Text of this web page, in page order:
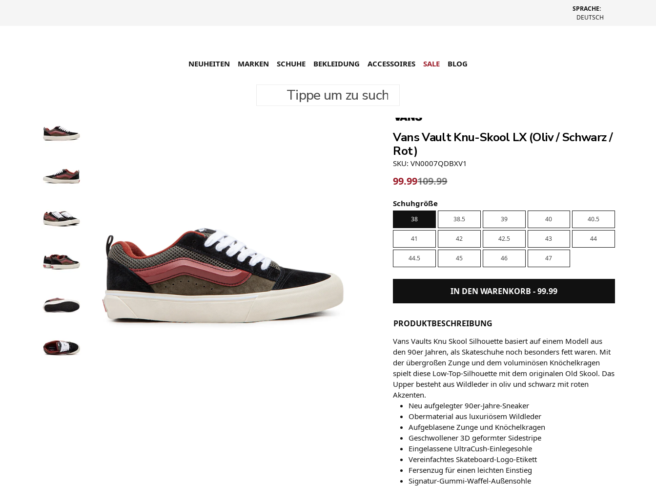
SPRACHE:
DEUTSCH
Tippe um zu suchen
NEUHEITEN MARKEN SCHUHE BEKLEIDUNG ACCESSOIRES SALE BLOG
Vans Vault Knu-Skool LX (Oliv / Schwarz /
Rot)
SKU: VN0007QDBXV1
99.99109.99
Schuhgröße
38 38.5 39 40 40.5
41 42 42.5 43 44
44.5 45 46 47
IN DEN WARENKORB -99.99
PRODUKTBESCHREIBUNG
Vans Vaults Knu Skool Silhouette basiert auf einem Modell aus
den 90er Jahren, als Skateschuhe noch besonders fett waren. Mit
der übergroßen Zunge und dem voluminösen Knöchelkragen
spielt diese Low-Top-Silhouette mit dem originalen Old Skool. Das
Upper besteht aus Wildleder in oliv und schwarz mit roten
Akzenten.
Neu aufgelegter 90er-Jahre-Sneaker
Obermaterial aus luxuriösem Wildleder
Aufgeblasene Zunge und Knöchelkragen
Geschwollener 3D geformter Sidestripe
Eingelassene UltraCush-Einlegesohle
Vereinfachtes Skateboard-Logo-Etikett
Fersenzug für einen leichten Einstieg
Signatur-Gummi-Waffel-Außensohle